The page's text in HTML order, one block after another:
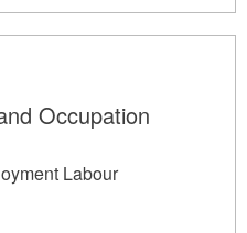
Occupation
Labour